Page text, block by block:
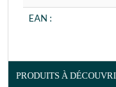
EAN :
PRODUITS À